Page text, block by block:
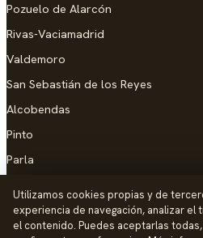
Pozuelo de Alarcón
Rivas-Vaciamadrid
Valdemoro
San Sebastián de los Reyes
Alcobendas
Pinto
Parla
AYUDA
Utilizamos cookies propias y de
experiencia de navegación, analizar
el contenido. Puedes aceptarlas